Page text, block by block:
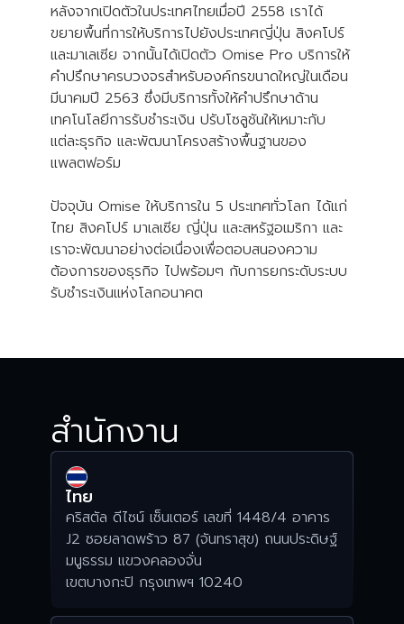
หลังจากเปิดตัวในประเทศไทยเมื่อปี 2558 เราได้
ขยายพื้นที่การให้บริการไปยังประเทศญี่ปุ่น สิงคโปร์
และมาเลเซีย จากนั้นได้เปิดตัว Omise Pro บริการให้
คำปรึกษาครบวงจรสำหรับองค์กรขนาดใหญ่ในเดือน
มีนาคมปี 2563 ซึ่งมีบริการทั้งให้คำปรึกษาด้าน
เทคโนโลยีการรับชำระเงิน ปรับโซลูชันให้เหมาะกับ
แต่ละธุรกิจ และพัฒนาโครงสร้างพื้นฐานของ
แพลตฟอร์ม
ปัจจุบัน Omise ให้บริการใน 5 ประเทศทั่วโลก ได้แก่
ไทย สิงคโปร์ มาเลเซีย ญี่ปุ่น และสหรัฐอเมริกา และ
เราจะพัฒนาอย่างต่อเนื่องเพื่อตอบสนองความ
ต้องการของธุรกิจ ไปพร้อมๆ กับการยกระดับระบบ
รับชำระเงินแห่งโลกอนาคต
สำนักงาน
ไทย
คริสตัล ดีไซน์ เซ็นเตอร์ เลขที่ 1448/4 อาคาร
J2 ซอยลาดพร้าว 87 (จันทราสุข) ถนนประดิษฐ์
มนูธรรม แขวงคลองจั่น
เขตบางกะปิ กรุงเทพฯ 10240